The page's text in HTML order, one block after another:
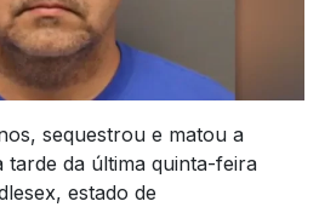
sequestrou e matou a
tarde da última quinta-feira
estado de